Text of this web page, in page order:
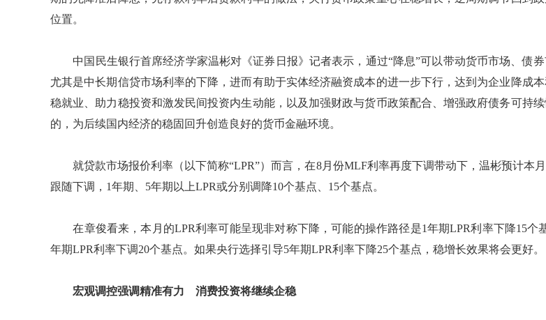
位置。
中国民生银行首席经济学家温彬对《证券日报》记者表示，通过“降息”可以带动货币市场、债券
尤其是中长期信贷市场利率的下降，进而有助于实体经济融资成本的进一步下行，达到为企业降成
稳就业、助力稳投资和激发民间投资内生动能，以及加强财政与货币政策配合、增强政府债务可持续
的，为后续国内经济的稳固回升创造良好的货币金融环境。
就贷款市场报价利率（以下简称“LPR”）而言，在8月份MLF利率再度下调带动下，温彬预计本
跟随下调，1年期、5年期以上LPR或分别调降10个基点、15个基点。
在章俊看来，本月的LPR利率可能呈现非对称下降，可能的操作路径是1年期LPR利率下降15个
年期LPR利率下调20个基点。如果央行选择引导5年期LPR利率下降25个基点，稳增长效果将会更好。
宏观调控强调精准有力 消费投资将继续企稳